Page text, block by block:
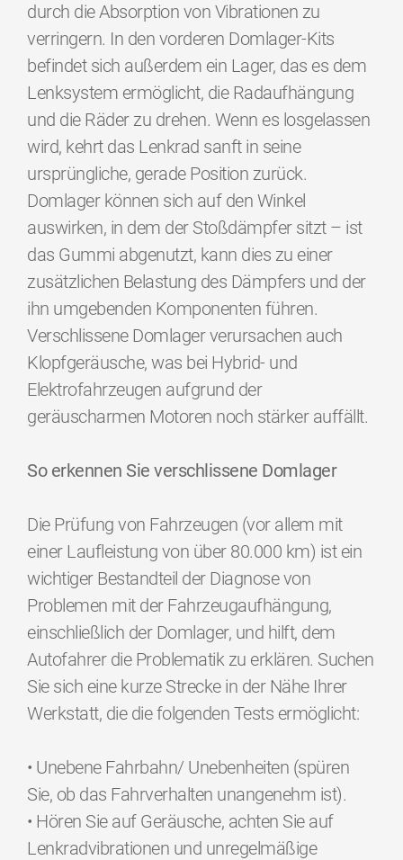
durch die Absorption von Vibrationen zu
verringern. In den vorderen Domlager-Kits
befindet sich außerdem ein Lager, das es dem
Lenksystem ermöglicht, die Radaufhängung
und die Räder zu drehen. Wenn es losgelassen
wird, kehrt das Lenkrad sanft in seine
ursprüngliche, gerade Position zurück.
Domlager können sich auf den Winkel
auswirken, in dem der Stoßdämpfer sitzt – ist
das Gummi abgenutzt, kann dies zu einer
zusätzlichen Belastung des Dämpfers und der
ihn umgebenden Komponenten führen.
Verschlissene Domlager verursachen auch
Klopfgeräusche, was bei Hybrid- und
Elektrofahrzeugen aufgrund der
geräuscharmen Motoren noch stärker auffällt.
So erkennen Sie verschlissene Domlager
Die Prüfung von Fahrzeugen (vor allem mit
einer Laufleistung von über 80.000 km) ist ein
wichtiger Bestandteil der Diagnose von
Problemen mit der Fahrzeugaufhängung,
einschließlich der Domlager, und hilft, dem
Autofahrer die Problematik zu erklären. Suchen
Sie sich eine kurze Strecke in der Nähe Ihrer
Werkstatt, die die folgenden Tests ermöglicht:
• Unebene Fahrbahn/ Unebenheiten (spüren
Sie, ob das Fahrverhalten unangenehm ist).
• Hören Sie auf Geräusche, achten Sie auf
Lenkradvibrationen und unregelmäßige